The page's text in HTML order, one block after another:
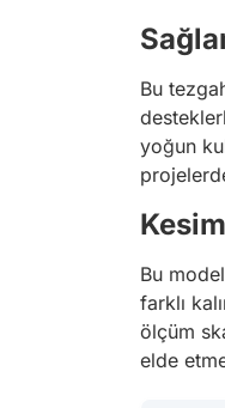
Bu
yoğun
Bu
farklı
ölçüm
elde